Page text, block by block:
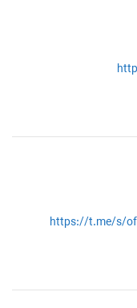
https://t.me/s/